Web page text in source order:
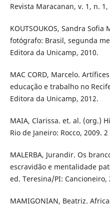
Revista Maracanan, v. 1, n.
KOUTSOUKOS, Sandra
fotógrafo: Brasil, segunda
Editora da Unicamp, 2010.
MAC CORD, Marcelo.
educação e trabalho no
Editora da Unicamp, 2012.
MAIA, Clarissa. et. al. (org.)
Rio de Janeiro: Rocco, 2009. 2
MALERBA, Jurandir. Os
escravidão e mentalidade
ed. Teresina/PI: Cancioneiro,
MAMIGONIAN, Beatriz.